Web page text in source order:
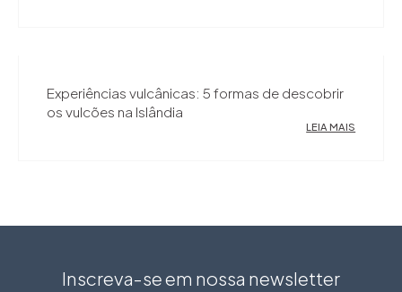
Experiências vulcânicas: 5 formas de descobrir
os vulcões na Islândia
LEIA MAIS
Inscreva-se em nossa newsletter